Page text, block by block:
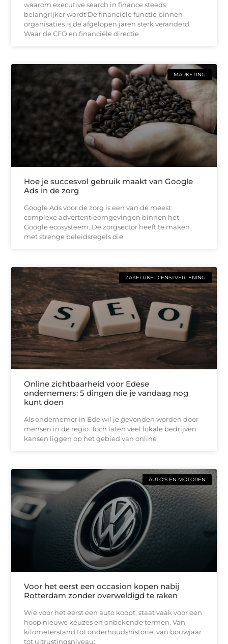
waarom executive search in finance steeds
belangrijker wordt De financiële functie binnen
organisaties is de afgelopen jaren sterk veranderd.
Waar de CFO en financiële directie
MARKETING
Hoe je succesvol gebruik maakt van Google
Ads in de zorg
Google Ads voor de zorg is een van de meest
complexe advertentieomgevingen binnen het
Google ecosysteem. De zorgsector heeft te maken
met strenge beleidsregels die
ZAKELIJKE DIENSTVERLENING
Online zichtbaarheid voor Edese
ondernemers: 5 dingen die je vandaag nog
kunt doen
Als ondernemer in Ede wil je gevonden worden door
mensen in de regio. Toch laten veel lokale bedrijven
kansen liggen op het gebied van online
AUTO'S EN MOTOREN
Voor het eerst een occasion kopen nabij
Rotterdam zonder overweldigd te raken
Wie voor het eerst een auto koopt, staat vaak voor een
hoop nieuwe keuzes en onbekende termen. Van
kilometerstand tot onderhoudshistorie, van bouwjaar
tot uitrustingsniveau: